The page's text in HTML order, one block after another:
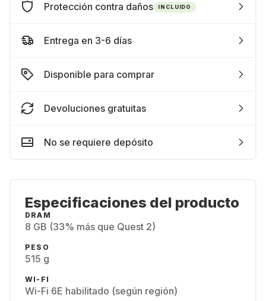
Protección contra daños INCLUIDO
Entrega en 3-6 días
Disponible para comprar
Devoluciones gratuitas
No se requiere depósito
Especificaciones del producto
DRAM
8 GB (33% más que Quest 2)
PESO
515 g
WI-FI
Wi-Fi 6E habilitado (según región)